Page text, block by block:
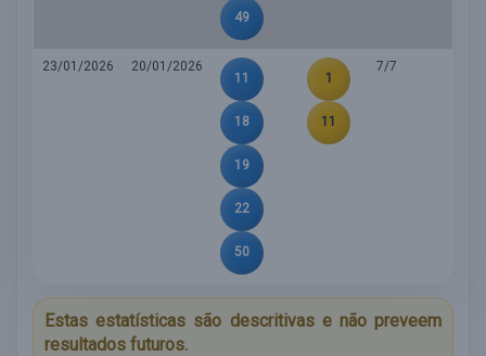
49
23/01/2026
20/01/2026
11
18
19
22
50
1
11
7/7
Estas estatísticas são descritivas e não preveem
resultados futuros.